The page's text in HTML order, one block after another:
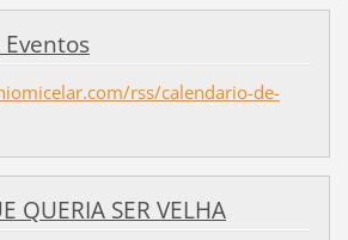
rss/calendario-de-
QUERIA SER VELHA